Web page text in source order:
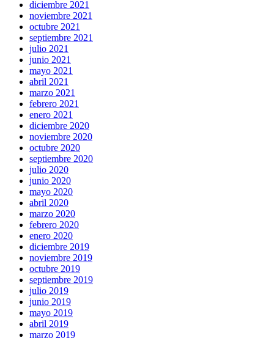
diciembre 2021
noviembre 2021
octubre 2021
septiembre 2021
julio 2021
junio 2021
mayo 2021
abril 2021
marzo 2021
febrero 2021
enero 2021
diciembre 2020
noviembre 2020
octubre 2020
septiembre 2020
julio 2020
junio 2020
mayo 2020
abril 2020
marzo 2020
febrero 2020
enero 2020
diciembre 2019
noviembre 2019
octubre 2019
septiembre 2019
julio 2019
junio 2019
mayo 2019
abril 2019
marzo 2019